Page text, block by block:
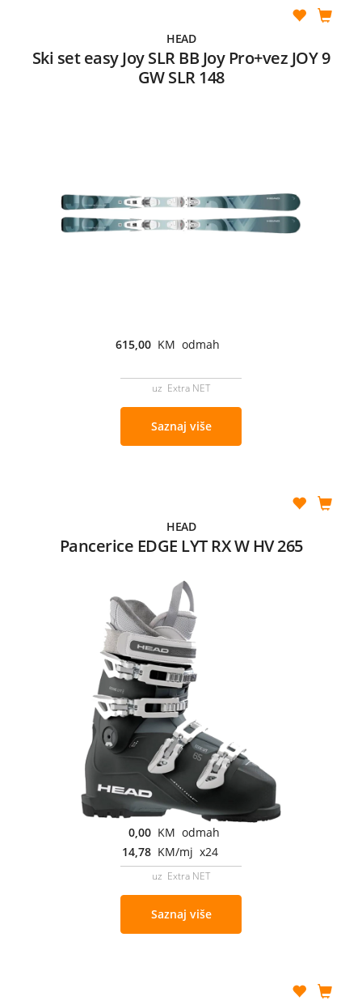
HEAD
Ski set easy Joy SLR BB Joy Pro+vez JOY 9
GW SLR 148
615,00 KM odmah
uz Extra NET
Saznaj više
HEAD
Pancerice EDGE LYT RX W HV 265
0,00 KM odmah
14,78 KM/mj x24
uz Extra NET
Saznaj više